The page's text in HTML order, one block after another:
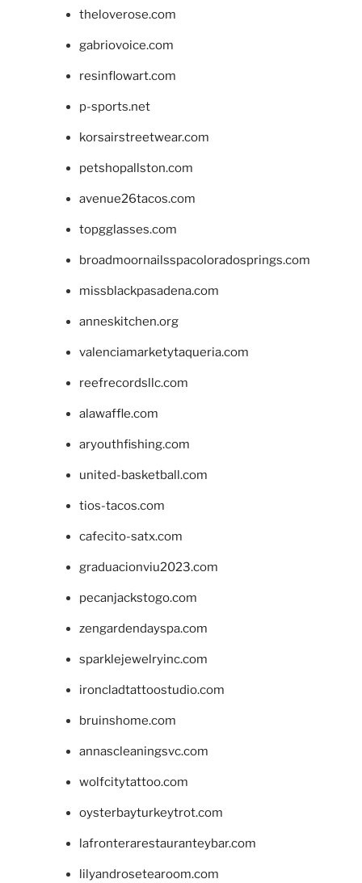
theloverose.com
gabriovoice.com
resinflowart.com
p-sports.net
korsairstreetwear.com
petshopallston.com
avenue26tacos.com
topgglasses.com
broadmoornailsspacoloradosprings.com
missblackpasadena.com
anneskitchen.org
valenciamarketytaqueria.com
reefrecordsllc.com
alawaffle.com
aryouthfishing.com
united-basketball.com
tios-tacos.com
cafecito-satx.com
graduacionviu2023.com
pecanjackstogo.com
zengardendayspa.com
sparklejewelryinc.com
ironcladtattoostudio.com
bruinshome.com
annascleaningsvc.com
wolfcitytattoo.com
oysterbayturkeytrot.com
lafronterarestauranteybar.com
lilyandrosetearoom.com